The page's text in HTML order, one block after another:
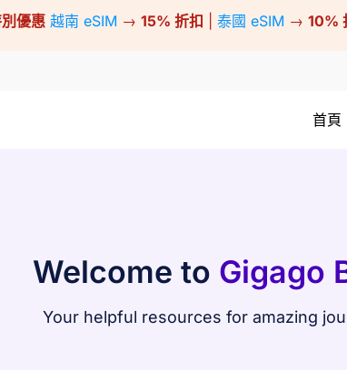
優惠 越南 eSIM → 15% 折扣 泰國 eSIM → 10%
首頁
Welcome to Gigago
Your helpful resources for amazing